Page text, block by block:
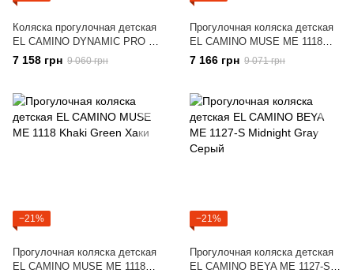
Коляска прогулочная детская
EL CAMINO DYNAMIC PRO ME
1053-3 Dusty Rose Темно-
розовая
7 158 грн 9 060 грн
Прогулочная коляска детская
EL CAMINO MUSE ME 1118
Black Черная
7 166 грн 9 071 грн
−21%
Прогулочная коляска детская
EL CAMINO MUSE ME 1118
−21%
Прогулочная коляска детская
EL CAMINO BEYA ME 1127-S